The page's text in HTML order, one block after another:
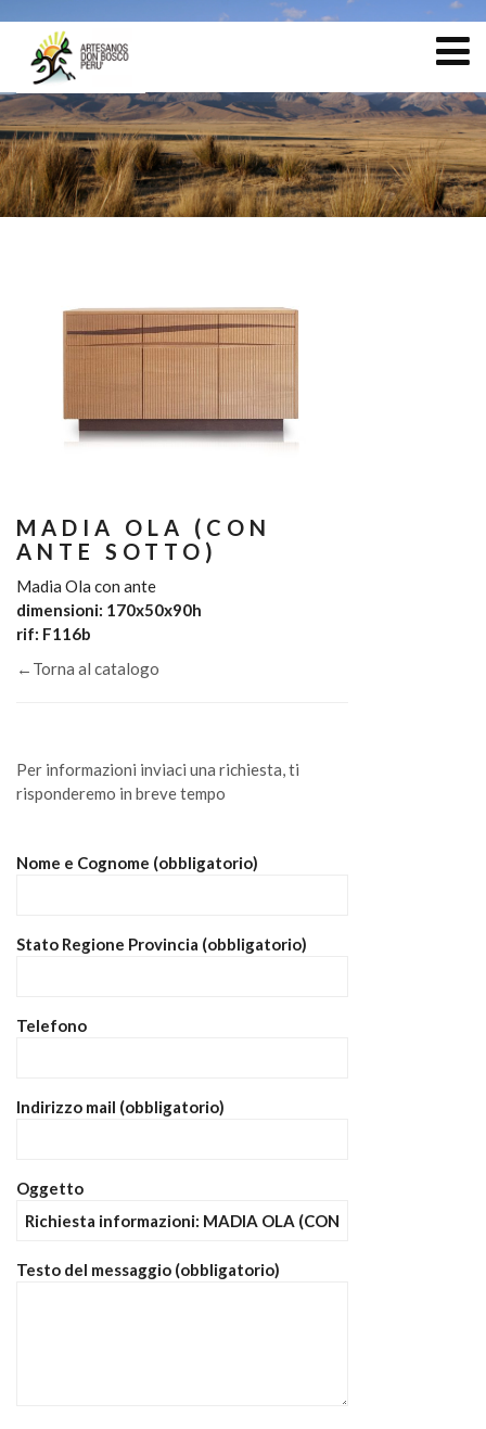
MADIA OLA (CON
ANTE SOTTO)
Madia Ola con ante
dimensioni: 170x50x90h
rif: F116b
←Torna al catalogo
Per informazioni inviaci una richiesta, ti
risponderemo in breve tempo
Nome e Cognome (obbligatorio)
Stato Regione Provincia (obbligatorio)
Telefono
Indirizzo mail (obbligatorio)
Oggetto
Testo del messaggio (obbligatorio)